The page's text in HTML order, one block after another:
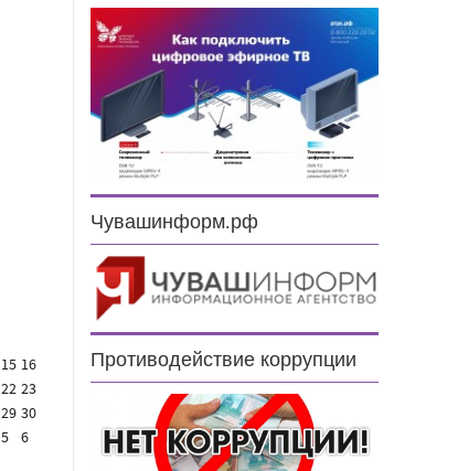
15 16
22 23
29 30
5 6
Чувашинформ.рф
Противодействие коррупции